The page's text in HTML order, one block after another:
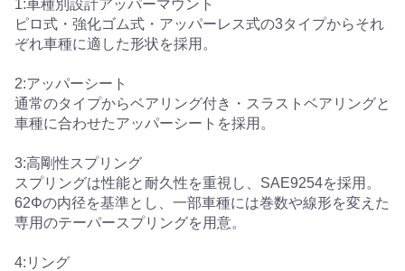
1:車種別設計アッパーマウント
ピロ式・強化ゴム式・アッパーレス式の3タイプからそれ
ぞれ車種に適した形状を採用。
2:アッパーシート
通常のタイプからベアリング付き・スラストベアリングと
車種に合わせたアッパーシートを採用。
3:高剛性スプリング
スプリングは性能と耐久性を重視し、SAE9254を採用。
62Φの内径を基準とし、一部車種には巻数や線形を変えた
専用のテーパースプリングを用意。
4:リング